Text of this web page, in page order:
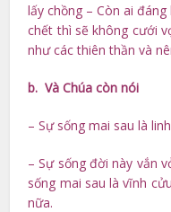
lấy chồng – Còn ai
chết thì sẽ không cưới
như các thiên thần và
b. Và Chúa còn nói
– Sự sống mai sau là
– Sự sống đời này vắn
sống mai sau là vĩnh
nữa.